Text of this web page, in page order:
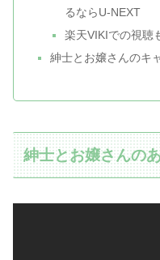
るならU-NEXT
楽天VIKIでの視聴
紳士とお嬢さんのキ
紳士とお嬢さんの